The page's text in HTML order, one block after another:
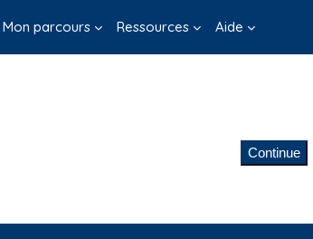
Mon parcours Ressources Aide
Continue